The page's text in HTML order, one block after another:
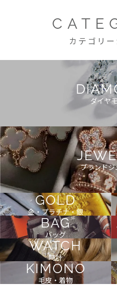
カテゴリ
ダイヤ
ブランドジ
GOLD
金・プラチナ・銀
BAG
バッグ
WATCH
時計
KIMONO
毛皮・着物